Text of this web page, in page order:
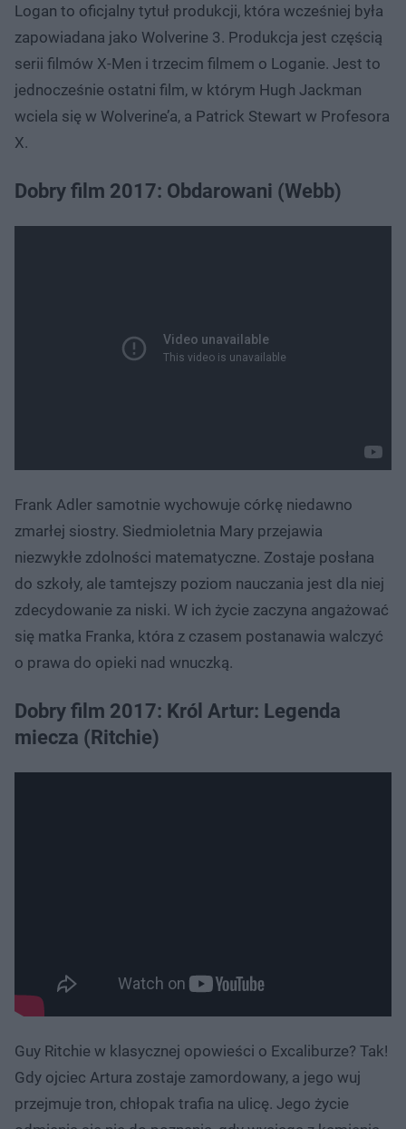
Logan to oficjalny tytuł produkcji, która wcześniej była
zapowiadana jako Wolverine 3. Produkcja jest częścią
serii filmów X-Men i trzecim filmem o Loganie. Jest to
jednocześnie ostatni film, w którym Hugh Jackman
wciela się w Wolverine’a, a Patrick Stewart w Profesora
X.
Dobry film 2017: Obdarowani (Webb)
Frank Adler samotnie wychowuje córkę niedawno
zmarłej siostry. Siedmioletnia Mary przejawia
niezwykłe zdolności matematyczne. Zostaje posłana
do szkoły, ale tamtejszy poziom nauczania jest dla niej
zdecydowanie za niski. W ich życie zaczyna angażować
się matka Franka, która z czasem postanawia walczyć
o prawa do opieki nad wnuczką.
Dobry film 2017: Król Artur: Legenda
miecza (Ritchie)
Guy Ritchie w klasycznej opowieści o Excaliburze? Tak!
Gdy ojciec Artura zostaje zamordowany, a jego wuj
przejmuje tron, chłopak trafia na ulicę. Jego życie